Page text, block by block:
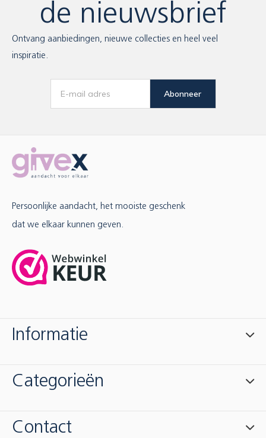
de nieuwsbrief
Ontvang aanbiedingen, nieuwe collecties en heel veel
inspiratie.
Abonneer
Persoonlijke aandacht, het mooiste geschenk
dat we elkaar kunnen geven.
Informatie
Categorieën
Contact